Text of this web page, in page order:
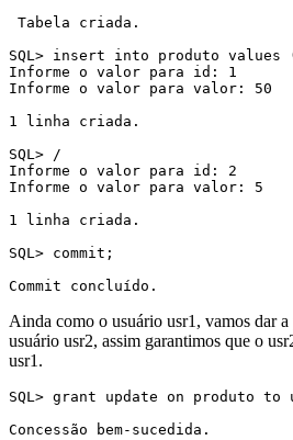
SQL> insert into produto
Informe o valor para id: 1
Informe o valor para valor: 50
1 linha criada.
SQL> /
Informe o valor para id: 2
Informe o valor para valor: 5
1 linha criada.
SQL> commit;
Commit concluído.
Ainda como o usuário usr1, vamos dar a
usuário usr2, assim garantimos que o
usr1.
SQL> grant update on produto to
Concessão bem-sucedida.